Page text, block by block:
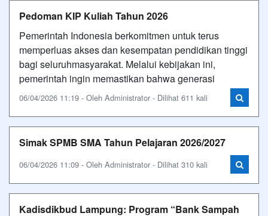
Pedoman KIP Kuliah Tahun 2026
Pemerintah Indonesia berkomitmen untuk terus
memperluas akses dan kesempatan pendidikan tinggi
bagi seluruhmasyarakat. Melalui kebijakan ini,
pemerintah ingin memastikan bahwa generasi
06/04/2026 11:19 - Oleh Administrator - Dilihat 611 kali
Simak SPMB SMA Tahun Pelajaran 2026/2027
06/04/2026 11:09 - Oleh Administrator - Dilihat 310 kali
Kadisdikbud Lampung: Program “Bank Sampah